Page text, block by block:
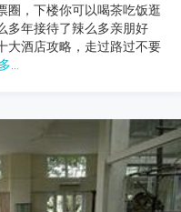
圈，下楼你可以喝茶吃饭逛
多年接待了辣么多亲朋好
大酒店攻略，走过路过不要
...